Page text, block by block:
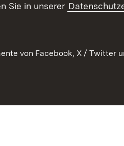
Sie in unserer
von Facebook, X / Twitter